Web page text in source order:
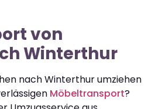
von
Winterthur
nach Winterthur umziehen
Möbeltransport?